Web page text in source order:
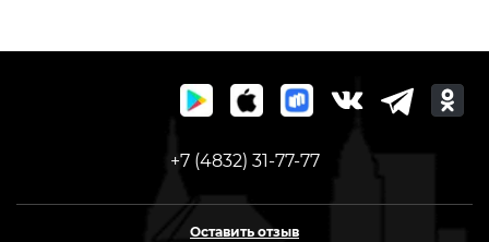
+7 (4832) 31-77-77
Оставить отзыв